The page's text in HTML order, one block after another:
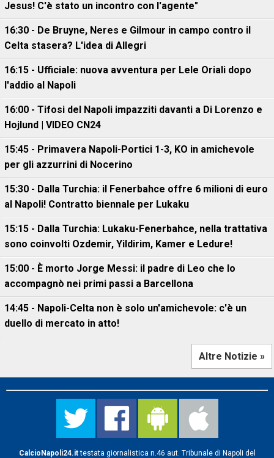
Jesus! C'è stato un incontro con l'agente"
16:30 - De Bruyne, Neres e Gilmour in campo contro il
Celta stasera? L'idea di Allegri
16:15 - Ufficiale: nuova avventura per Lele Oriali dopo
l'addio al Napoli
16:00 - Tifosi del Napoli impazziti davanti a Di Lorenzo e
Hojlund | VIDEO CN24
15:45 - Primavera Napoli-Portici 1-3, KO in amichevole
per gli azzurrini di Nocerino
15:30 - Dalla Turchia: il Fenerbahce offre 6 milioni di euro
al Napoli! Contratto biennale per Lukaku
15:15 - Dalla Turchia: Lukaku-Fenerbahce, nella trattativa
sono coinvolti Ozdemir, Yildirim, Kamer e Ledure!
15:00 - È morto Jorge Messi: il padre di Leo che lo
accompagnò nei primi passi a Barcellona
14:45 - Napoli-Celta non è solo un'amichevole: c'è un
duello di mercato in atto!
Altre Notizie »
CalcioNapoli24.ittestata giornalistica n.46 aut. Tribunale di Napoli del